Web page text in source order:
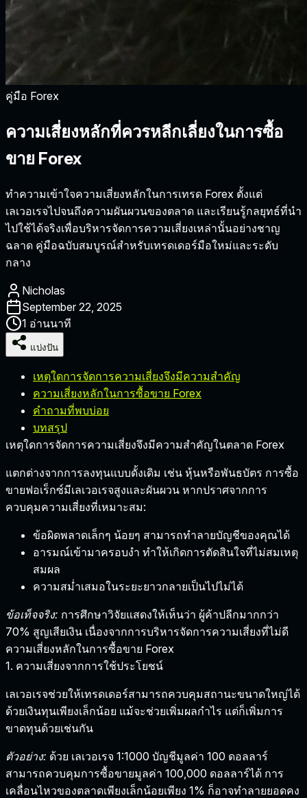
คู่มือ Forex
ความเสี่ยงหลักที่ควรหลีกเลี่ยงในการซื้อ
ขาย Forex
ทำความเข้าใจความเสี่ยงหลักในการเทรด Forex ตั้งแต่
เลเวอเรจไปจนถึงความผันผวนของตลาด และเรียนรู้กลยุทธ์ที่นำ
ไปใช้ได้จริงเพื่อบริหารจัดการความเสี่ยงเหล่านั้นอย่างชาญ
ฉลาด คู่มือฉบับสมบูรณ์สำหรับเทรดเดอร์มือใหม่และระดับ
กลาง
Nicholas
September 22, 2025
1 อ่านนาที
แบ่งปัน
เหตุใดการจัดการความเสี่ยงจึงมีความสำคัญ
ความเสี่ยงหลักในการซื้อขาย Forex
คำถามที่พบบ่อย
บทสรุป
เหตุใดการจัดการความเสี่ยงจึงมีความสำคัญในตลาด Forex
แตกต่างจากการลงทุนแบบดั้งเดิม เช่น หุ้นหรือพันธบัตร การซื้อ
ขายฟอเร็กซ์มีเลเวอเรจสูงและผันผวน หากปราศจากการ
ควบคุมความเสี่ยงที่เหมาะสม:
ข้อผิดพลาดเล็กๆ น้อยๆ สามารถทำลายบัญชีของคุณได้
อารมณ์เข้ามาครอบงำ ทำให้เกิดการตัดสินใจที่ไม่สมเหตุ
สมผล
ความสม่ำเสมอในระยะยาวกลายเป็นไปไม่ได้
ข้อเท็จจริง: การศึกษาวิจัยแสดงให้เห็นว่า ผู้ค้าปลีกมากกว่า
70% สูญเสียเงิน เนื่องจากการบริหารจัดการความเสี่ยงที่ไม่ดี
ความเสี่ยงหลักในการซื้อขาย Forex
1. ความเสี่ยงจากการใช้ประโยชน์
เลเวอเรจช่วยให้เทรดเดอร์สามารถควบคุมสถานะขนาดใหญ่ได้
ด้วยเงินทุนเพียงเล็กน้อย แม้จะช่วยเพิ่มผลกำไร แต่ก็เพิ่มการ
ขาดทุนด้วยเช่นกัน
ตัวอย่าง: ด้วย เลเวอเรจ 1:1000 บัญชีมูลค่า 100 ดอลลาร์
สามารถควบคุมการซื้อขายมูลค่า 100,000 ดอลลาร์ได้ การ
เคลื่อนไหวของตลาดเพียงเล็กน้อยเพียง 1% ก็อาจทำลายยอดคง